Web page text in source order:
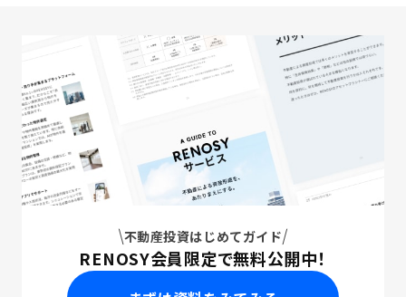
不動産投資はじめてガイド
RENOSY会員限定で無料公開中！